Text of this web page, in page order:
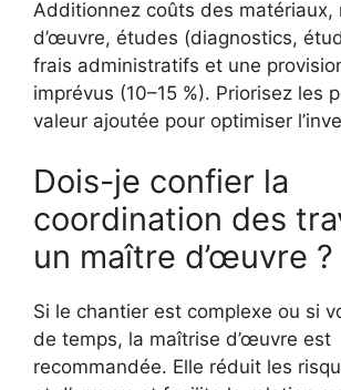
Additionnez coûts des matériaux,
d’œuvre, études (diagnostics,
frais administratifs et une
imprévus (10–15 %). Priorisez les
valeur ajoutée pour optimiser
Dois-je confier la
coordination des
un maître d’œuvre ?
Si le chantier est complexe ou si
de temps, la maîtrise d’œuvre est
recommandée. Elle réduit les